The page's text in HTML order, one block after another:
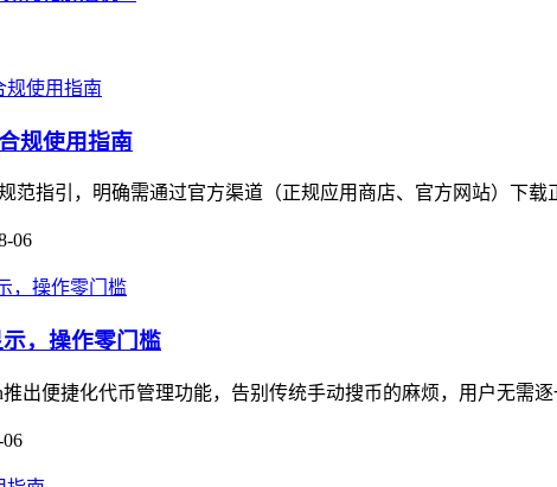
规使用指南
范指引，明确需通过官方渠道（正规应用商店、官方网站）下
06
，操作零门槛
出便捷化代币管理功能，告别传统手动搜币的麻烦，用户无需
06